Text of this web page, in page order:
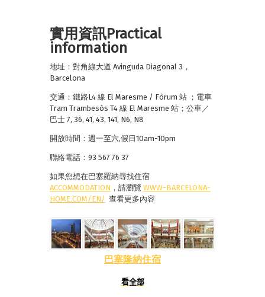
實用資訊Practical
information
地址：對角線大道 Avinguda Diagonal 3，
Barcelona
交通：鐵路L4 線 El Maresme / Fòrum 站 ；電車
Tram Trambesòs T4 線 El Maresme 站；公車／
巴士 7, 36, 41, 43, 141, N6, N8
開放時間：週一至六,假日10am-10pm
聯絡電話：93 567 76 37
如果您想在巴塞羅納尋找住宿
ACCOMMODATION ，請瀏覽 WWW-BARCELONA-
HOME.COM/EN/ 查看更多內容
巴塞隆納住宿
看全部